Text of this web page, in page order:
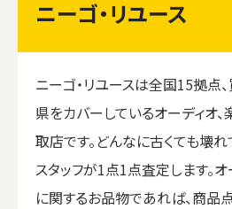
ニーゴ・リユース
ニーゴ・リユースは全国15拠点
県をカバーしているオーディオ、
取店です。どんなに古くても壊
スタッフが1点1点査定します。オ
に関するお品物であれば、商品